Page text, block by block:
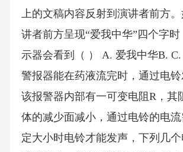
上的文稿内容反射到演讲者前方
讲者前方呈现“爱我中华”四个字
示器会看到（ ） A. 爱我中华B.
警报器能在药液流完时，通过电铃
该报警器内部有一可变电阻R，其
体的减少面减小，通过电铃的电
定大小时电铃才能发声，下列几